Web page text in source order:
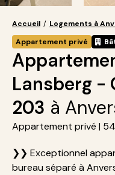
Accueil / Logements à
Appartement privé
Lansberg -
203 à
Appartement privé | 54
❯❯ Exceptionnel
bureau séparé à